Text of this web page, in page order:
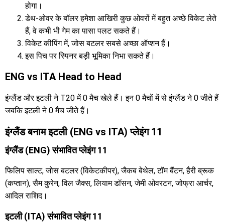
होगा।
डेथ-ओवर के बॉलर हमेशा आखिरी कुछ ओवरों में बहुत अच्छे विकेट लेते
हैं, वे कभी भी गेम का पासा पलट सकते हैं।
विकेट कीपिंग में, जोस बटलर सबसे अच्छा ऑप्शन हैं।
इस पिच पर स्पिनर बड़ी भूमिका निभा सकते हैं।
ENG vs ITA Head to Head
इंग्लैंड और इटली ने T20 में 0 मैच खेले हैं। इन 0 मैचों में से इंग्लैंड ने 0 जीते हैं
जबकि इटली ने 0 मैच जीते हैं।
इंग्लैंड बनाम इटली (ENG vs ITA) प्लेइंग 11
इंग्लैंड (ENG) संभावित प्लेइंग 11
फिलिप साल्ट, जोस बटलर (विकेटकीपर), जैकब बेथेल, टॉम बैंटन, हैरी ब्रूक
(कप्तान), सैम कुरेन, विल जैक्स, लियाम डॉसन, जेमी ओवरटन, जोफ्रा आर्चर,
आदिल राशिद।
इटली (ITA) संभावित प्लेइंग 11